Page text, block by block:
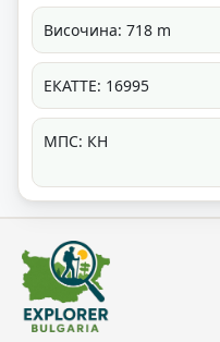
Височина: 718 m
ЕКАТТЕ: 16995
МПС: КН